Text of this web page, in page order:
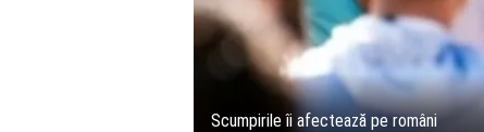
Scumpirile îi afectează pe români